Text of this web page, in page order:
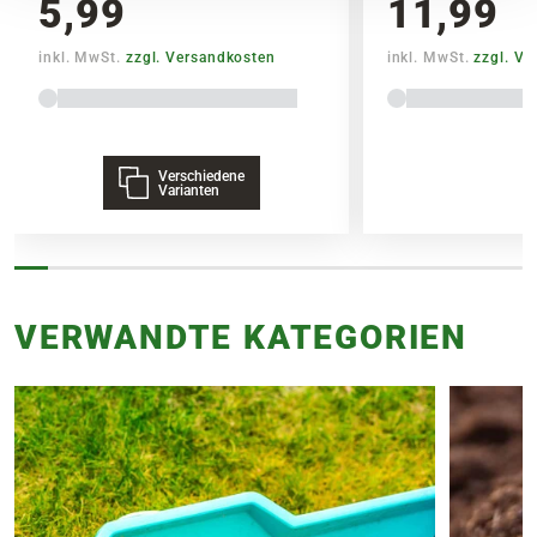
5,99
inkl. MwSt. zzgl. Versandkosten
Verschiedene
Varianten
11,99
inkl. MwSt.zzgl.
VERWANDTE KATEGORIEN